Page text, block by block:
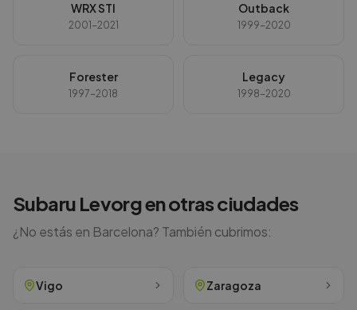
WRX STI
2001-2021
Outback
1999-2020
Forester
1997-2018
Legacy
1998-2020
Subaru Levorgen otras ciudades
¿No estás en Barcelona? También cubrimos:
Vigo Zaragoza